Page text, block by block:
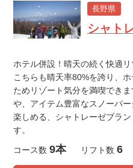
長野県
シャト
ホテル併設！晴天の続く快適リ
こちらも晴天率80%を誇り、
ためリゾート気分を満喫でき
や、アイテム豊富なスノーパ
楽しめる、シャトレーゼブラ
す。
コース数 9本 リフト数 6